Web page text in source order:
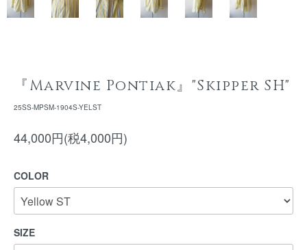
『Marvine Pontiak』"Skipper SH"
25SS-MPSM-1904S-YELST
44,000円(税4,000円)
COLOR
SIZE